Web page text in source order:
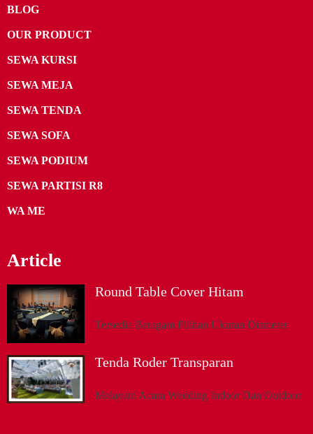
BLOG
OUR PRODUCT
SEWA KURSI
SEWA MEJA
SEWA TENDA
SEWA SOFA
SEWA PODIUM
SEWA PARTISI R8
WA ME
Article
Round Table Cover Hitam
Tersedia Beragam Pilihan Ukuran Diameter
Tenda Roder Transparan
Melayani Acara Wedding Indoor Dan Outdoor